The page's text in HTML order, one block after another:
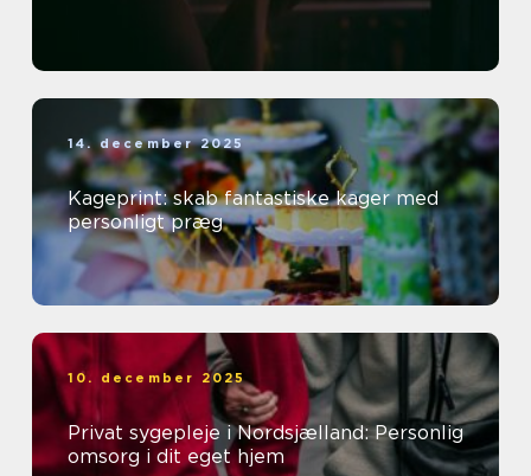
14. december 2025
Kageprint: skab fantastiske kager med
personligt præg
10. december 2025
Privat sygepleje i Nordsjælland: Personlig
omsorg i dit eget hjem